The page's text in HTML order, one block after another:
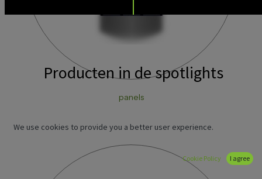
panels
Producten in de spotlights
We use cookies to provide you a better user experience.
Cookie Policy I agree